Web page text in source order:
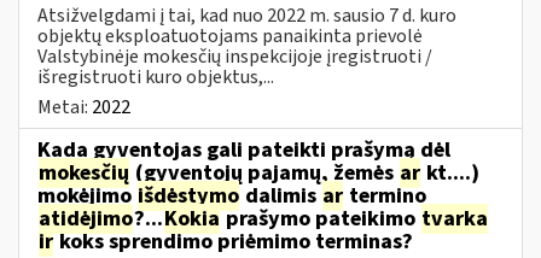
Atsižvelgdami į tai, kad nuo 2022 m. sausio 7 d. kuro
objektų eksploatuotojams panaikinta prievolė
Valstybinėje mokesčių inspekcijoje įregistruoti /
išregistruoti kuro objektus,...
Metai: 2022
Kada gyventojas gali pateikti prašymą dėl
mokesčių (gyventojų pajamų, žemės ar kt....)
mokėjimo išdėstymo dalimis ar termino
atidėjimo?...Kokiaprašymo pateikimo tvarka
irkoks sprendimo priėmimo terminas?